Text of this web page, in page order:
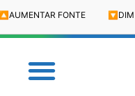
🔼 AUMENTAR FONTE 🔽